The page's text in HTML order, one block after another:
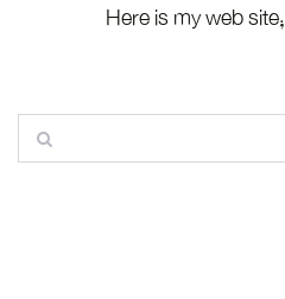
Here is my web site;